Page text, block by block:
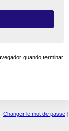
quando terminar
- Changer le mot de passe |